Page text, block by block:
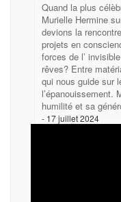
Quand la plus
Murielle Hermine
devions la
projets en
forces de l’
rêves? Entre
qui nous guide sur
l’épanouissement.
humilité et sa
17 juillet 2024